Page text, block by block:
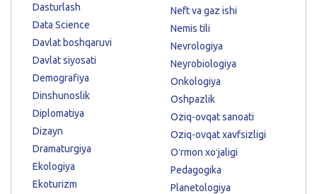
Dasturlash
Data Science
Davlat boshqaruvi
Davlat siyosati
Demografiya
Dinshunoslik
Diplomatiya
Dizayn
Dramaturgiya
Ekologiya
Ekoturizm
Neft va gaz ishi
Nemis tili
Nevrologiya
Neyrobiologiya
Onkologiya
Oshpazlik
Oziq-ovqat sanoati
Oziq-ovqat xavfsizligi
Oʻrmon xoʻjaligi
Pedagogika
Planetologiya